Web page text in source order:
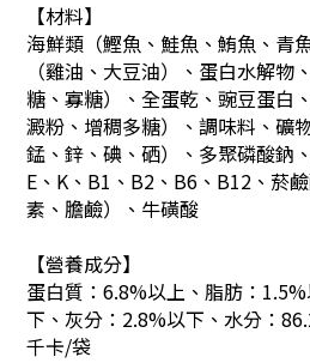
【材料】
海鮮類（鰹魚、鮭魚、鮪魚、青
（雞油、大豆油）、蛋白水解物
糖、寡糖）、全蛋乾、豌豆蛋白
澱粉、增稠多糖）、調味料、礦
錳、鋅、碘、硒）、多聚磷酸鈉
E、K、B1、B2、B6、B12、菸
素、膽鹼）、牛磺酸
【營養成分】
蛋白質：6.8%以上、脂肪：
下、灰分：2.8%以下、水分：
千卡/袋